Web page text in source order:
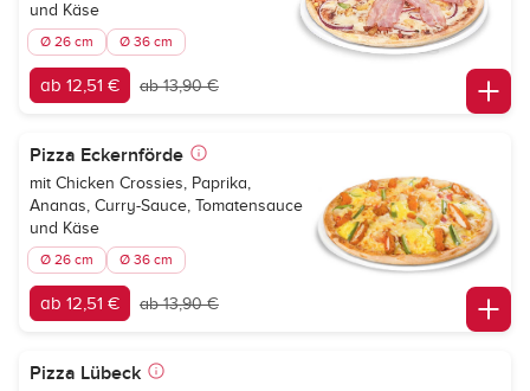
und Käse
Ø 26 cm Ø 36 cm
ab 12,51 € ab 13,90 €
Pizza Eckernförde
mit Chicken Crossies, Paprika,
Ananas, Curry-Sauce, Tomatensauce
und Käse
Ø 26 cm Ø 36 cm
ab 12,51 € ab 13,90 €
Pizza Lübeck